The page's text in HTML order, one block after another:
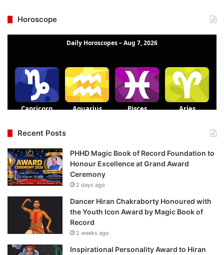
Horoscope
Recent Posts
PHHD Magic Book of Record Foundation to
Honour Excellence at Grand Award
Ceremony
2 days ago
Dancer Hiran Chakraborty Honoured with
the Youth Icon Award by Magic Book of
Record
2 weeks ago
Inspirational Personality Award to Hiran